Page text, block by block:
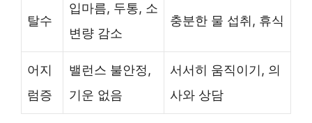
탈수
입마름, 두통, 소
변량 감소
충분한 물 섭취, 휴식
어지
럼증
밸런스 불안정,
기운 없음
서서히 움직이기, 의
사와 상담